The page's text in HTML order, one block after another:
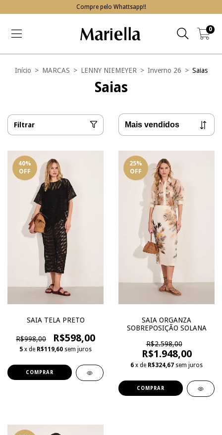
Compre pelo Whattsapp!!
0
Início > MARCAS > LENNY NIEMEYER > Inverno 26 > Saias
Saias
Filtrar
40%
OFF
SAIA TELA PRETO
R$998,00 R$598,00
5 x de R$119,60 sem juros
COMPRAR
25%
OFF
SAIA ORGANZA
SOBREPOSIÇÃO SOLANA
R$2.598,00
R$1.948,00
6 x de R$324,67 sem juros
COMPRAR